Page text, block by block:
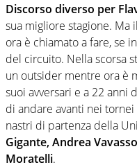
Discorso diverso per
sua migliore stagione. Ma
ora è chiamato a fare, se
del circuito. Nella scorsa
un outsider mentre ora è
suoi avversari e a 22 anni
di andare avanti nei tornei
nastri di partenza della
Gigante, Andrea
Moratelli.